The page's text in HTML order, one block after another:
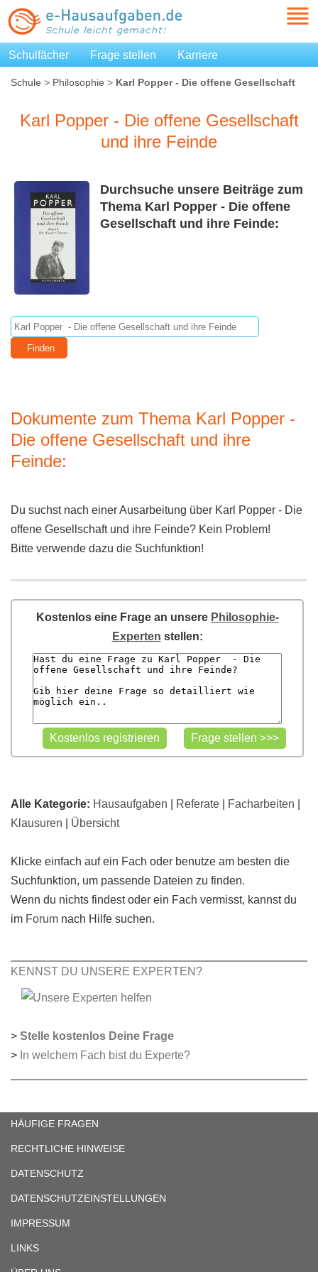
Schulfächer Frage stellen Karriere
Schule > Philosophie > Karl Popper - Die offene Gesellschaft
Karl Popper - Die offene Gesellschaft
und ihre Feinde
Durchsuche unsere Beiträge zum
Thema Karl Popper - Die offene
Gesellschaft und ihre Feinde:
Dokumente zum Thema Karl Popper -
Die offene Gesellschaft und ihre
Feinde:
Du suchst nach einer Ausarbeitung über Karl Popper - Die
offene Gesellschaft und ihre Feinde? Kein Problem!
Bitte verwende dazu die Suchfunktion!
Kostenlos eine Frage an unsere Philosophie-
Experten stellen:
Alle Kategorie: Hausaufgaben Referate Facharbeiten
Klausuren
Übersicht
Klicke einfach auf ein Fach oder benutze am besten die
Suchfunktion, um passende Dateien zu finden.
Wenn du nichts findest oder ein Fach vermisst, kannst du
im Forum nach Hilfe suchen.
KENNST DU UNSERE EXPERTEN?
> Stelle kostenlos Deine Frage
> In welchem Fach bist du Experte?
HÄUFIGE FRAGEN
RECHTLICHE HINWEISE
DATENSCHUTZ
DATENSCHUTZEINSTELLUNGEN
IMPRESSUM
LINKS